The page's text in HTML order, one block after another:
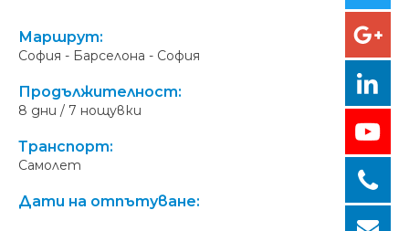
Маршрут:
София - Барселона - София
Продължителност:
8 дни / 7 нощувки
Транспорт:
Самолет
Дати на отпътуване: